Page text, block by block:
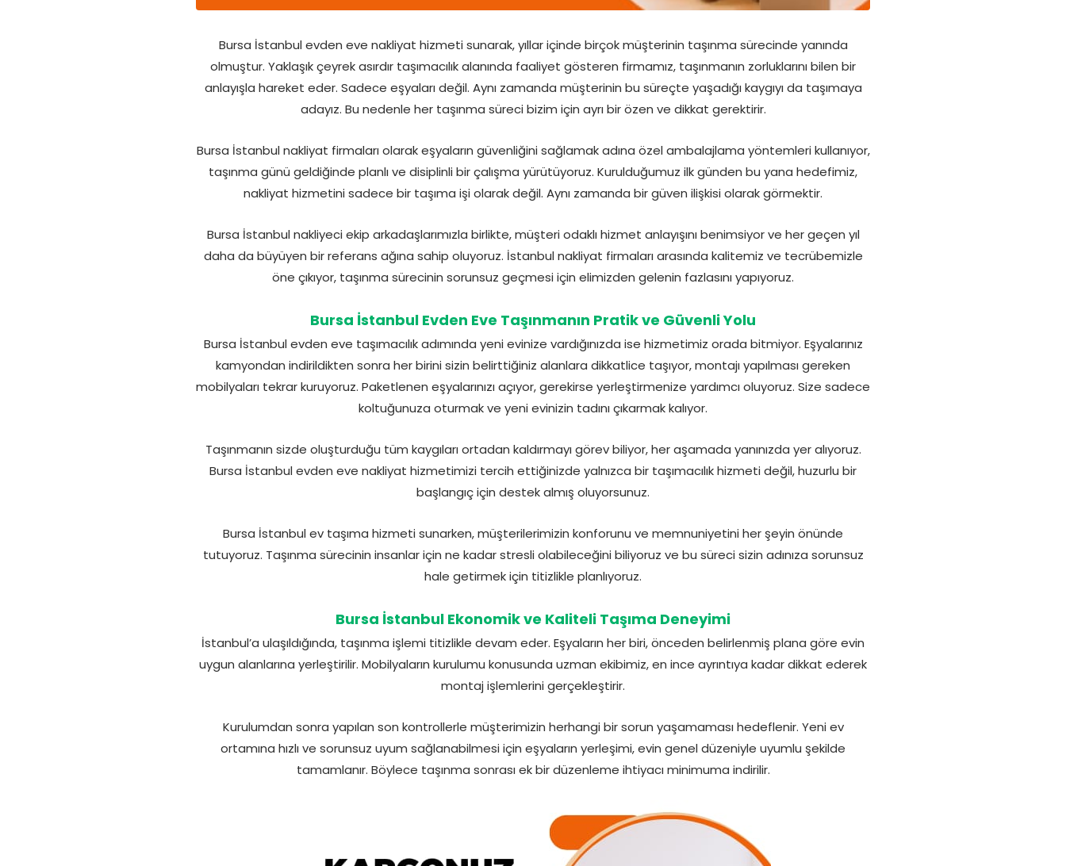
Bursa İstanbul evden eve nakliyat hizmeti sunarak, yıllar içinde birçok müşterinin taşınma sürecinde yanında
olmuştur. Yaklaşık çeyrek asırdır taşımacılık alanında faaliyet gösteren firmamız, taşınmanın zorluklarını bilen bir
anlayışla hareket eder. Sadece eşyaları değil. Aynı zamanda müşterinin bu süreçte yaşadığı kaygıyı da taşımaya
adayız. Bu nedenle her taşınma süreci bizim için ayrı bir özen ve dikkat gerektirir.
Bursa İstanbul nakliyat firmaları olarak eşyaların güvenliğini sağlamak adına özel ambalajlama yöntemleri kullanıyor,
taşınma günü geldiğinde planlı ve disiplinli bir çalışma yürütüyoruz. Kurulduğumuz ilk günden bu yana hedefimiz,
nakliyat hizmetini sadece bir taşıma işi olarak değil. Aynı zamanda bir güven ilişkisi olarak görmektir.
Bursa İstanbul nakliyeci ekip arkadaşlarımızla birlikte, müşteri odaklı hizmet anlayışını benimsiyor ve her geçen yıl
daha da büyüyen bir referans ağına sahip oluyoruz. İstanbul nakliyat firmaları arasında kalitemiz ve tecrübemizle
öne çıkıyor, taşınma sürecinin sorunsuz geçmesi için elimizden gelenin fazlasını yapıyoruz.
Bursa İstanbul Evden Eve Taşınmanın Pratik ve Güvenli Yolu
Bursa İstanbul evden eve taşımacılık adımında yeni evinize vardığınızda ise hizmetimiz orada bitmiyor. Eşyalarınız
kamyondan indirildikten sonra her birini sizin belirttiğiniz alanlara dikkatlice taşıyor, montajı yapılması gereken
mobilyaları tekrar kuruyoruz. Paketlenen eşyalarınızı açıyor, gerekirse yerleştirmenize yardımcı oluyoruz. Size sadece
koltuğunuza oturmak ve yeni evinizin tadını çıkarmak kalıyor.
Taşınmanın sizde oluşturduğu tüm kaygıları ortadan kaldırmayı görev biliyor, her aşamada yanınızda yer alıyoruz.
Bursa İstanbul evden eve nakliyat hizmetimizi tercih ettiğinizde yalnızca bir taşımacılık hizmeti değil, huzurlu bir
başlangıç için destek almış oluyorsunuz.
Bursa İstanbul ev taşıma hizmeti sunarken, müşterilerimizin konforunu ve memnuniyetini her şeyin önünde
tutuyoruz. Taşınma sürecinin insanlar için ne kadar stresli olabileceğini biliyoruz ve bu süreci sizin adınıza sorunsuz
hale getirmek için titizlikle planlıyoruz.
Bursa İstanbul Ekonomik ve Kaliteli Taşıma Deneyimi
İstanbul’a ulaşıldığında, taşınma işlemi titizlikle devam eder. Eşyaların her biri, önceden belirlenmiş plana göre evin
uygun alanlarına yerleştirilir. Mobilyaların kurulumu konusunda uzman ekibimiz, en ince ayrıntıya kadar dikkat ederek
montaj işlemlerini gerçekleştirir.
Kurulumdan sonra yapılan son kontrollerle müşterimizin herhangi bir sorun yaşamaması hedeflenir. Yeni ev
ortamına hızlı ve sorunsuz uyum sağlanabilmesi için eşyaların yerleşimi, evin genel düzeniyle uyumlu şekilde
tamamlanır. Böylece taşınma sonrası ek bir düzenleme ihtiyacı minimuma indirilir.